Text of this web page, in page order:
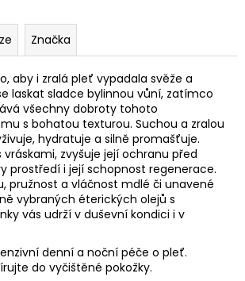
Značka
aby i zralá pleť vypadala svěže a
laskat sladce bylinnou vůní, zatímco
všechny dobroty tohoto
s bohatou texturou. Suchou a zralou
hydratuje a silně promašťuje.
vráskami, zvyšuje její ochranu před
prostředí i její schopnost regenerace.
pružnost a vláčnost mdlé či unavené
vybraných éterických olejů s
vás udrží v duševní kondici i v
denní a noční péče o pleť.
do vyčištěné pokožky.